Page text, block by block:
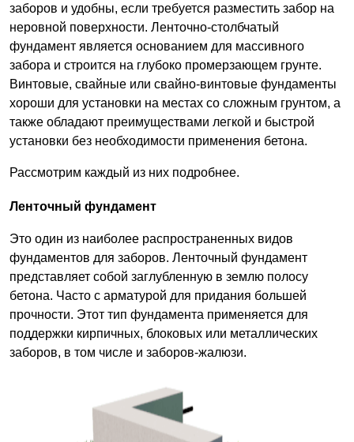
заборов и удобны, если требуется разместить забор на
неровной поверхности. Ленточно-столбчатый
фундамент является основанием для массивного
забора и строится на глубоко промерзающем грунте.
Винтовые, свайные или свайно-винтовые фундаменты
хороши для установки на местах со сложным грунтом, а
также обладают преимуществами легкой и быстрой
установки без необходимости применения бетона.
Рассмотрим каждый из них подробнее.
Ленточный фундамент
Это один из наиболее распространенных видов
фундаментов для заборов. Ленточный фундамент
представляет собой заглубленную в землю полосу
бетона. Часто с арматурой для придания большей
прочности. Этот тип фундамента применяется для
поддержки кирпичных, блоковых или металлических
заборов, в том числе и заборов-жалюзи.